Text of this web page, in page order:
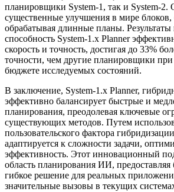
планировщики System-1, так и System-2.
существенные улучшения в мире
обрабатывая длинные планы.
способность System-1.x Planner
скорость и точность, достигая до 33%
точности, чем другие планировщики
бюджете исследуемых состояний.
В заключение, System-1.x Planner,
эффективно балансирует быстрые и
планирования, преодолевая ключевые
существующих методов. Путем
пользовательского фактора
адаптируется к сложности задачи,
эффективность. Этот инновационный
область планирования ИИ, предоставляя
гибкое решение для реальных
значительные вызовы в текущих